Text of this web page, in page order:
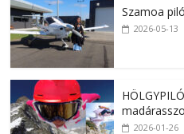
Szamoa
2026-05-13
2026-01-26